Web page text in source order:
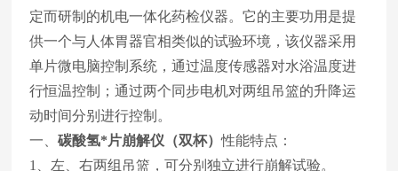
定而研制的机电一体化药检仪器。它的主要功用是提
供一个与人体胃器官相类似的试验环境，该仪器采用
单片微电脑控制系统，通过温度传感器对水浴温度进
行恒温控制；通过两个同步电机对两组吊篮的升降运
动时间分别进行控制。
一、碳酸氢*片崩解仪（双杯）性能特点：
1、左、右两组吊篮，可分别独立进行崩解试验。